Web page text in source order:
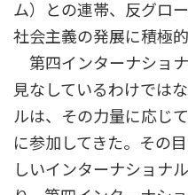
ム）との連帯、反グロ
社会主義の発展に積極
第四インターナショ
見なしているわけでは
ルは、その力量に応じ
に参加してきた。その
しいインターナショナ